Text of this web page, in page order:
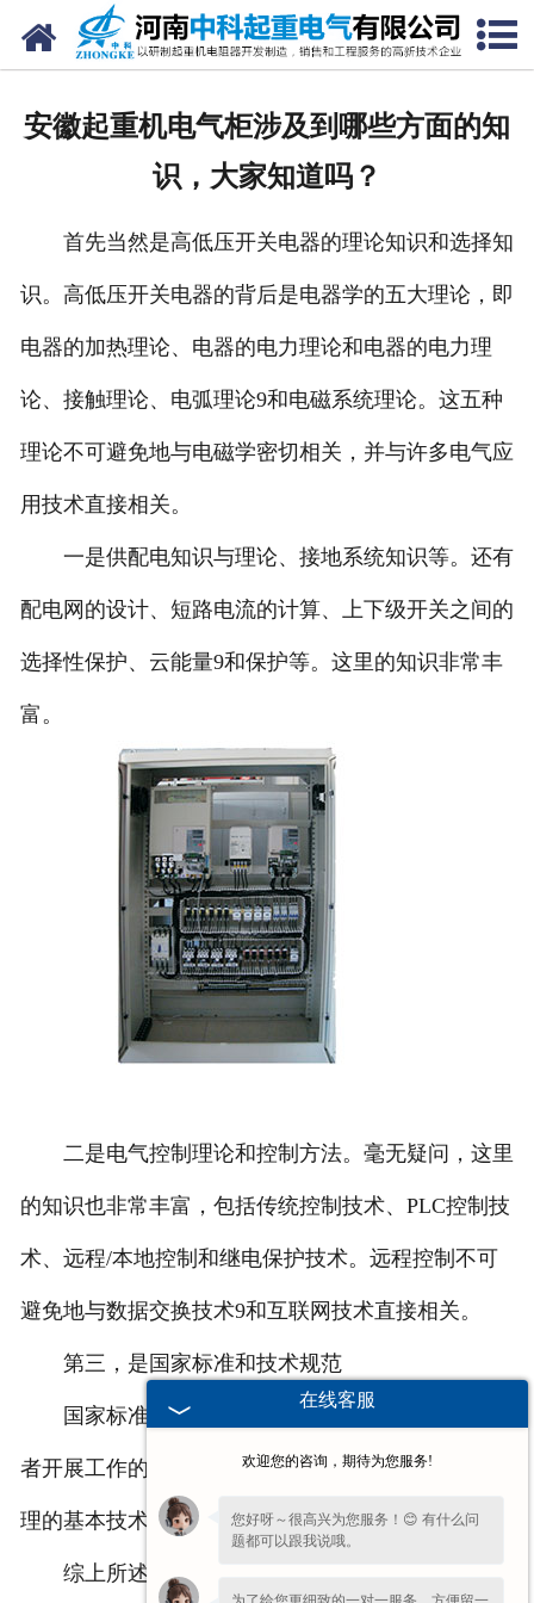
网站首页
公司风采
联系我们
安徽起重机电气柜涉及到哪些方面的知
识，大家知道吗？
首先当然是高低压开关电器的理论知识和选择知
识。高低压开关电器的背后是电器学的五大理论，即
电器的加热理论、电器的电力理论和电器的电力理
论、接触理论、电弧理论9和电磁系统理论。这五种
理论不可避免地与电磁学密切相关，并与许多电气应
用技术直接相关。
一是供配电知识与理论、接地系统知识等。还有
配电网的设计、短路电流的计算、上下级开关之间的
选择性保护、云能量9和保护等。这里的知识非常丰
富。
二是电气控制理论和控制方法。毫无疑问，这里
的知识也非常丰富，包括传统控制技术、PLC控制技
术、远程/本地控制和继电保护技术。远程控制不可
避免地与数据交换技术9和互联网技术直接相关。
第三，是国家标准和技术规范
国家标准和技术规范非常重要，是我国电气工作
者开展工作的标准，是电气柜制造、运行、维护和管
理的基本技术要求。
综上所述是安徽起重机电气柜
在线客服
欢迎您的咨询，期待为您服务!
您好呀～很高兴为您服务！😊 有什么问
题都可以跟我说哦。